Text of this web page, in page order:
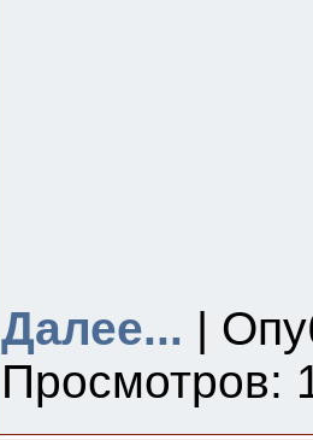
Далее... |
Просмотров: